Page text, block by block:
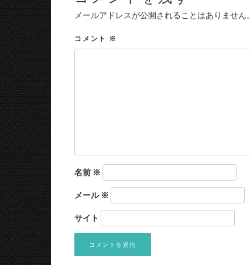
メールアドレスが公開されることはありません。
コメント ※
名前 ※
メール※
サイト